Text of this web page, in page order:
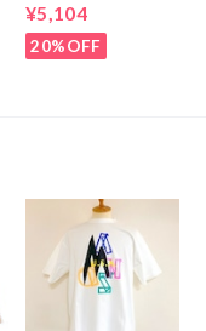
shirts Black /
Brown
¥5,104
20%OFF